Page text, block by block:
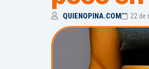
QUIENOPINA.COM 22 de